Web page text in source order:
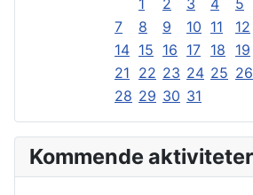
1
2 3 4 5
7
8 9 10 11 12
14 15 16 17 18 19
21 22 23 24 25 26
28 29 30 31
Kommende aktiviteter